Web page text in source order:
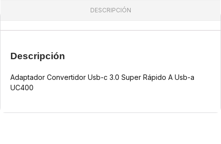
DESCRIPCIÓN
Descripción
Adaptador Convertidor Usb-c 3.0 Super Rápido A Usb-a
UC400